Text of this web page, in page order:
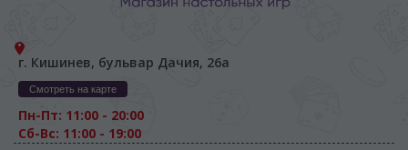
г. Кишинев, бульвар Дачия, 26а
Смотреть на карте
Пн-Пт: 11:00 - 20:00
Сб-Вс: 11:00 - 19:00